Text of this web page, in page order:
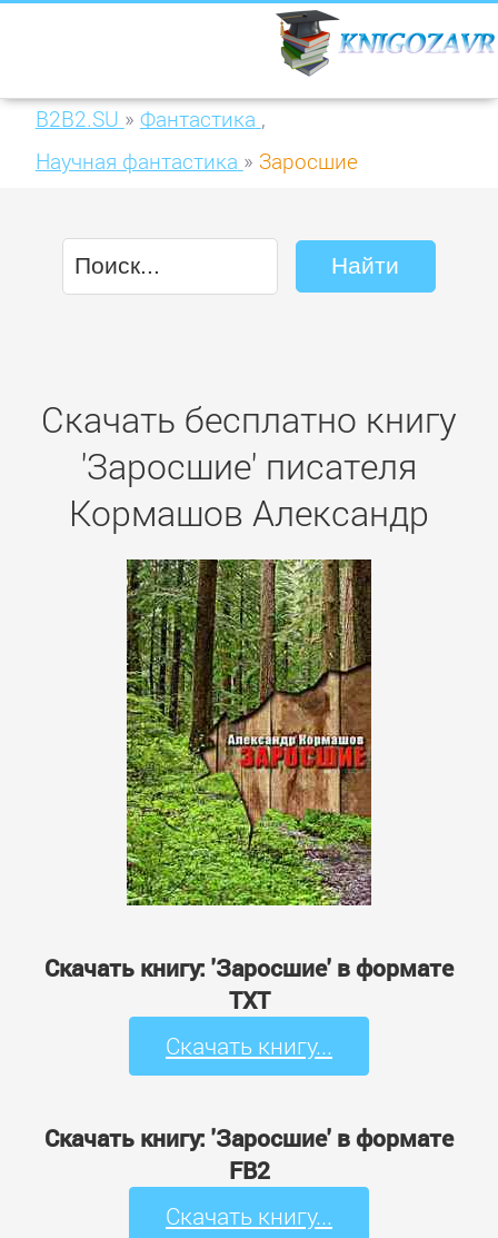
B2B2.SU » Фантастика ,
Научная фантастика » Заросшие
Скачать бесплатно книгу
'Заросшие' писателя
Кормашов Александр
Скачать книгу: 'Заросшие' в формате
TXT
Скачать книгу...
Скачать книгу: 'Заросшие' в формате
FB2
Скачать книгу...